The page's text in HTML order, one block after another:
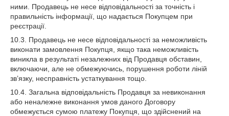
ними. Продавець не несе відповідальності за точність і
правильність інформації, що надається Покупцем при
реєстрації.
10.3. Продавець не несе відповідальності за неможливість
виконати замовлення Покупця, якщо така неможливість
виникла в результаті незалежних від Продавця обставин,
включаючи, але не обмежуючись, порушення роботи ліній
зв’язку, несправність устаткування тощо.
10.4. Загальна відповідальність Продавця за невиконання
або неналежне виконання умов даного Договору
обмежується сумою платежу Покупця, що здійснений на